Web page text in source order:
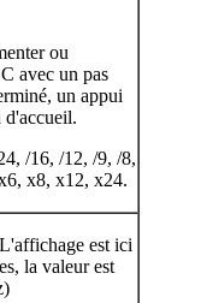
ou
avec un pas
un appui
d'accueil.
/16, /12, /9, /8,
x8, x12, x24.
est ici
la valeur est